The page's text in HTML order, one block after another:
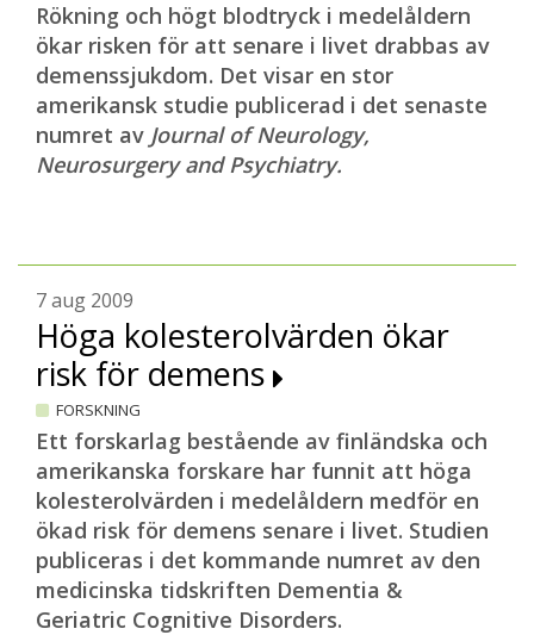
Rökning och högt blodtryck i medelåldern
ökar risken för att senare i livet drabbas av
demenssjukdom. Det visar en stor
amerikansk studie publicerad i det senaste
numret av Journal of Neurology,
Neurosurgery and Psychiatry.
7 aug 2009
Höga kolesterolvärden ökar
risk för demens
FORSKNING
Ett forskarlag bestående av finländska och
amerikanska forskare har funnit att höga
kolesterolvärden i medelåldern medför en
ökad risk för demens senare i livet. Studien
publiceras i det kommande numret av den
medicinska tidskriften Dementia &
Geriatric Cognitive Disorders.